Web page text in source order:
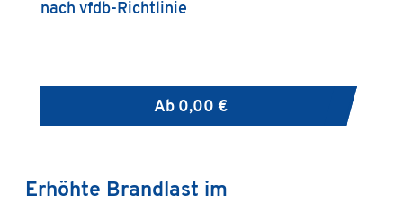
nach vfdb-Richtlinie
Ab 0,00 €
Erhöhte Brandlast im